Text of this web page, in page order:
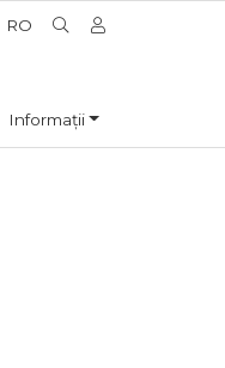
RO
Informații